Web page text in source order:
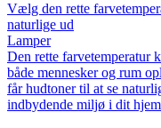
Vælg den rette
naturlige ud
Lamper
Den rette farvetemperatur
både mennesker og rum
får hudtoner til at se
indbydende miljø i dit